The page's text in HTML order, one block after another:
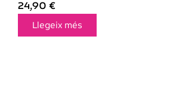
24,90 €
Llegeix més